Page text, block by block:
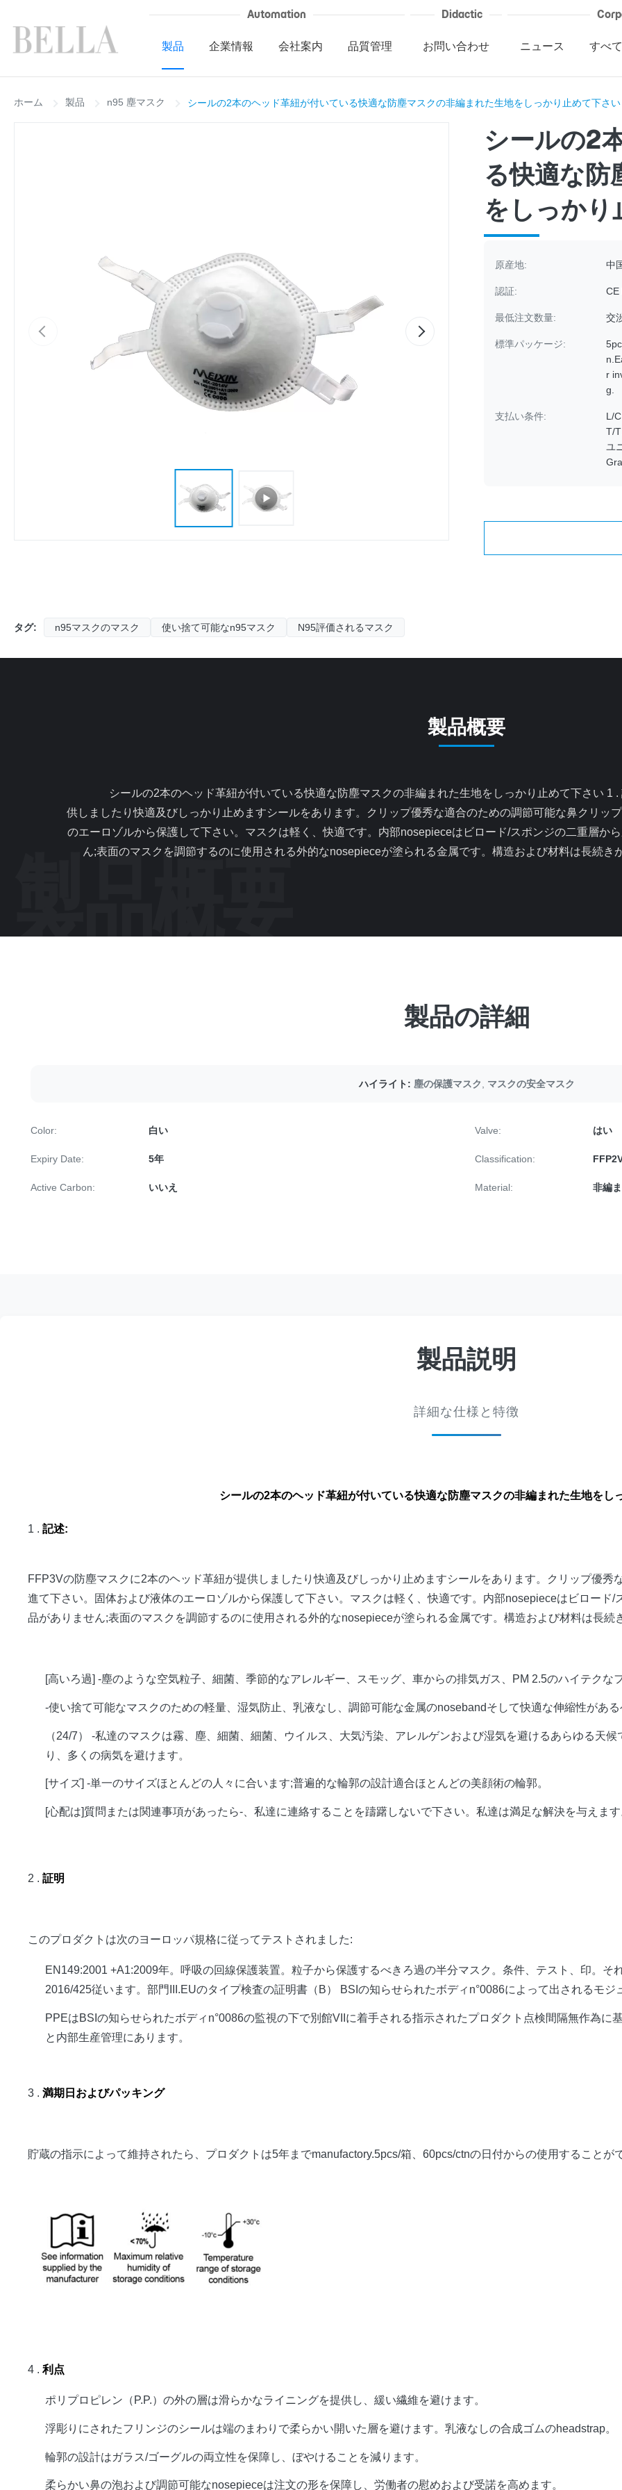
Automation
製品 企業情報 会社案内 品質管理
Didactic
お問い合わせ ニュース すべ
ホーム 製品 n95 塵マスク シールの2本のヘッド革紐が付いている快適な防塵マスクの非編まれた生地をしっかり止めて下さい
シールの2
る快適な防
をしっかり
原産地: 中
認証: CE
最低注文数量: 交
標準パッケージ:
r
g.
支払い条件:
L/
T/
ユ
タグ: n95マスクのマスク 使い捨て可能なn95マスク N95評価されるマスク
製品概要
供しましたり快適及びしっかり止めますシールをあります。クリップ優秀な適合のための調節可能な鼻クリッ
のエーロゾルから保護して下さい。マスクは軽く、快適です。内部nosepieceはビロード/スポンジの二重層か
ん;表面のマスクを調節するのに使用される外的なnosepieceが塗られる金属です。構造および材料は長続き
製品の詳細
ハイライト: 塵の保護マスク マスクの安全マスク
Color: 白い Valve: はい
Expiry Date: 5年 Classification:
Active Carbon: いいえ Material: 非編
製品説明
詳細な仕様と特徴
シールの2本のヘッド革紐が付いている快適な防塵マスクの非編まれた生地をし
1 . 記述:
FFP3Vの防塵マスクに2本のヘッド革紐が提供しましたり快適及びしっかり止めますシールをあります。クリップ優秀
進て下さい。固体および液体のエーロゾルから保護して下さい。マスクは軽く、快適です。内部nosepieceはビロード
品がありません;表面のマスクを調節するのに使用される外的なnosepieceが塗られる金属です。構造および材料は長続
[高いろ過] -塵のような空気粒子、細菌、季節的なアレルギー、スモッグ、車からの排気ガス、PM 2.5のハイテクな
-使い捨て可能なマスクのための軽量、湿気防止、乳液なし、調節可能な金属のnosebandそして快適な伸縮性がある
（24/7） -私達のマスクは霧、塵、細菌、細菌、ウイルス、大気汚染、アレルゲンおよび湿気を避けるあらゆる天
り、多くの病気を避けます。
[サイズ] -単一のサイズほとんどの人々に合います;普遍的な輪郭の設計適合ほとんどの美顔術の輪郭。
[心配は]質問または関連事項があったら-、私達に連絡することを躊躇しないで下さい。私達は満足な解決を与えます
2 . 証明
このプロダクトは次のヨーロッパ規格に従ってテストされました:
EN149:2001 +A1:2009年。呼吸の回線保護装置。粒子から保護するべきろ過の半分マスク。条件、テスト、印。そ
2016/425従います。部門III.EUのタイプ検査の証明書（B） BSIの知らせられたボディn°0086によって出されるモジ
PPEはBSIの知らせられたボディn°0086の監視の下で別館VIIに着手される指示されたプロダクト点検間隔無作為に
と内部生産管理にあります。
3 . 満期日およびパッキング
貯蔵の指示によって維持されたら、プロダクトは5年までmanufactory.5pcs/箱、60pcs/ctnの日付からの使用することが
4 . 利点
ポリプロピレン（P.P.）の外の層は滑らかなライニングを提供し、緩い繊維を避けます。
浮彫りにされたフリンジのシールは端のまわりで柔らかい開いた層を避けます。乳液なしの合成ゴムのheadstrap。
輪郭の設計はガラス/ゴーグルの両立性を保障し、ぼやけることを減ります。
柔らかい鼻の泡および調節可能なnosepieceは注文の形を保障し、労働者の慰めおよび受諾を高めます。